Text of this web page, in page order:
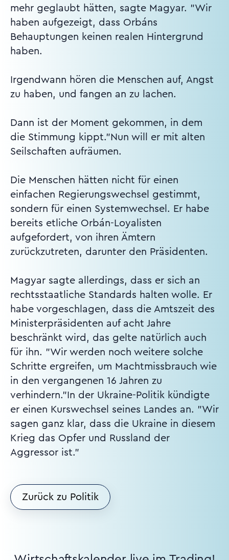
mehr geglaubt hätten, sagte Magyar. "Wir
haben aufgezeigt, dass Orbáns
Behauptungen keinen realen Hintergrund
haben.
Irgendwann hören die Menschen auf, Angst
zu haben, und fangen an zu lachen.
Dann ist der Moment gekommen, in dem
die Stimmung kippt."Nun will er mit alten
Seilschaften aufräumen.
Die Menschen hätten nicht für einen
einfachen Regierungswechsel gestimmt,
sondern für einen Systemwechsel. Er habe
bereits etliche Orbán-Loyalisten
aufgefordert, von ihren Ämtern
zurückzutreten, darunter den Präsidenten.
Magyar sagte allerdings, dass er sich an
rechtsstaatliche Standards halten wolle. Er
habe vorgeschlagen, dass die Amtszeit des
Ministerpräsidenten auf acht Jahre
beschränkt wird, das gelte natürlich auch
für ihn. "Wir werden noch weitere solche
Schritte ergreifen, um Machtmissbrauch wie
in den vergangenen 16 Jahren zu
verhindern."In der Ukraine-Politik kündigte
er einen Kurswechsel seines Landes an. "Wir
sagen ganz klar, dass die Ukraine in diesem
Krieg das Opfer und Russland der
Aggressor ist."
Zurück zu Politik